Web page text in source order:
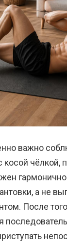
важно
чёлкой,
а не
После